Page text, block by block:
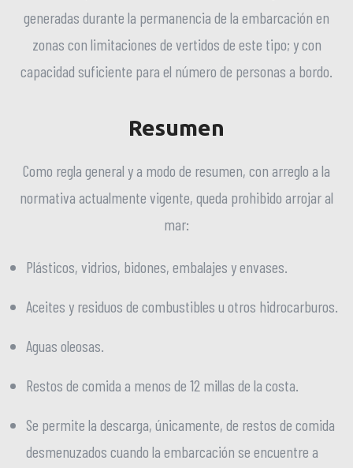
generadas durante la permanencia de la embarcación en
zonas con limitaciones de vertidos de este tipo; y con
capacidad suficiente para el número de personas a bordo.
Resumen
Como regla general y a modo de resumen, con arreglo a la
normativa actualmente vigente, queda prohibido arrojar al
mar:
Plásticos, vidrios, bidones, embalajes y envases.
Aceites y residuos de combustibles u otros hidrocarburos.
Aguas oleosas.
Restos de comida a menos de 12 millas de la costa.
Se permite la descarga, únicamente, de restos de comida
desmenuzados cuando la embarcación se encuentre a